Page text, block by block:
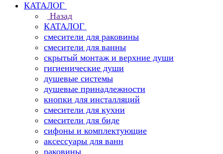
КАТАЛОГ
Назад
КАТАЛОГ
смесители для раковины
смесители для ванны
скрытый монтаж и верхние души
гигиенические души
душевые системы
душевые принадлежности
кнопки для инсталляций
смесители для кухни
смесители для биде
сифоны и комплектующие
аксессуары для ванн
раковины